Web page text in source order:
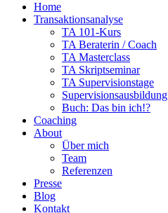
Home
Transaktionsanalyse
TA 101-Kurs
TA Beraterin / Coach
TA Masterclass
TA Skriptseminar
TA Supervisionstage
Supervisionsausbildung
Buch: Das bin ich!?
Coaching
About
Über mich
Team
Referenzen
Presse
Blog
Kontakt